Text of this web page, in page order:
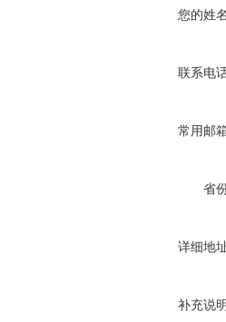
您的姓
联系电
常用邮
省
详细地
补充说